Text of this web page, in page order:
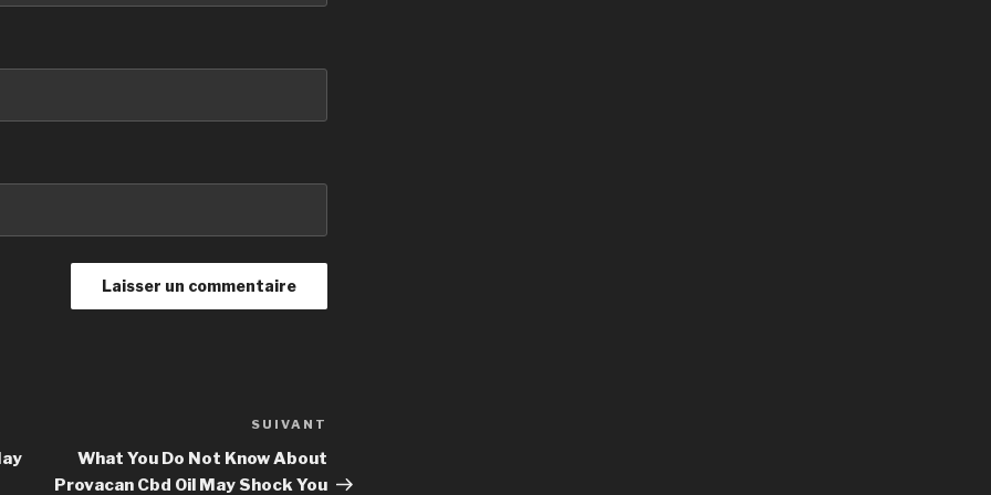
SUIVANT
What You Do Not Know About
Provacan Cbd Oil May Shock You